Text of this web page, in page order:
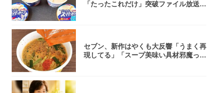
「たったこれだけ」突破ファイル放送で
セブン、新作はやくも大反響「うまく再
現してる」「スープ美味い具材邪魔って